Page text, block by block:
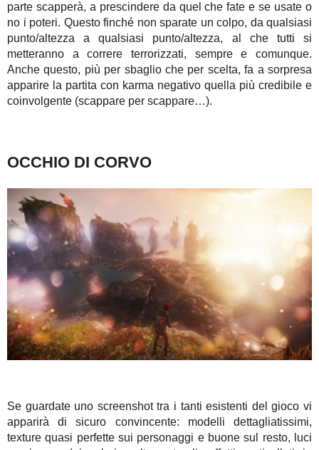
parte scapperà, a prescindere da quel che fate e se usate o
no i poteri. Questo finché non sparate un colpo, da qualsiasi
punto/altezza a qualsiasi punto/altezza, al che tutti si
metteranno a correre terrorizzati, sempre e comunque.
Anche questo, più per sbaglio che per scelta, fa a sorpresa
apparire la partita con karma negativo quella più credibile e
coinvolgente (scappare per scappare…).
OCCHIO DI CORVO
Se guardate uno screenshot tra i tanti esistenti del gioco vi
apparirà di sicuro convincente: modelli dettagliatissimi,
texture quasi perfette sui personaggi e buone sul resto, luci